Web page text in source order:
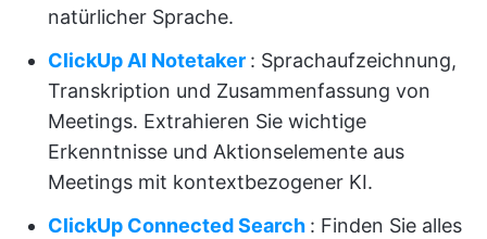
natürlicher Sprache.
ClickUp AI Notetaker : Sprachaufzeichnung,
Transkription und Zusammenfassung von
Meetings. Extrahieren Sie wichtige
Erkenntnisse und Aktionselemente aus
Meetings mit kontextbezogener KI.
ClickUp Connected Search : Finden Sie alles